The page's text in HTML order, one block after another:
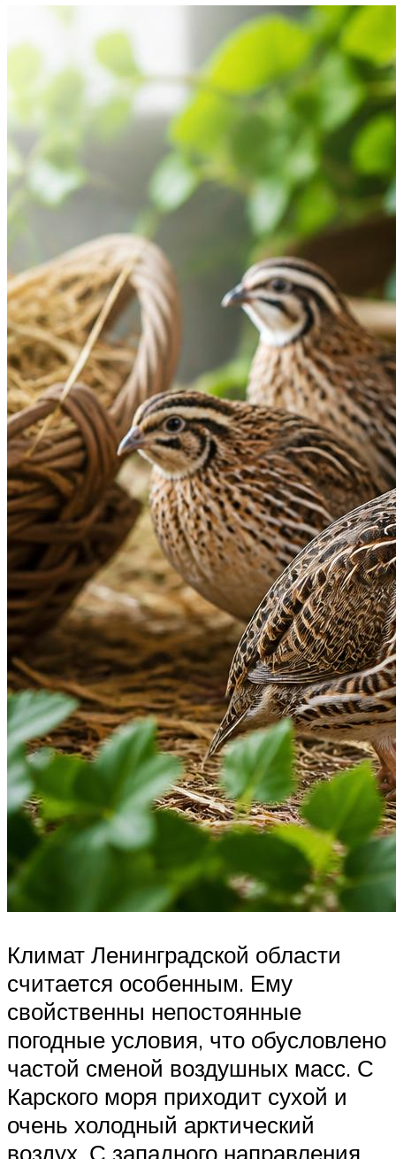
Климат Ленинградской области
считается особенным. Ему
свойственны непостоянные
погодные условия, что обусловлено
частой сменой воздушных масс. С
Карского моря приходит сухой и
очень холодный арктический
воздух. С западного направления